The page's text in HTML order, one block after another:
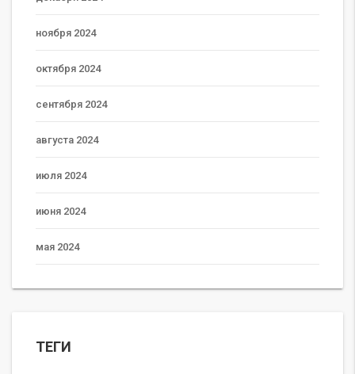
ноября 2024
октября 2024
сентября 2024
августа 2024
июля 2024
июня 2024
мая 2024
ТЕГИ